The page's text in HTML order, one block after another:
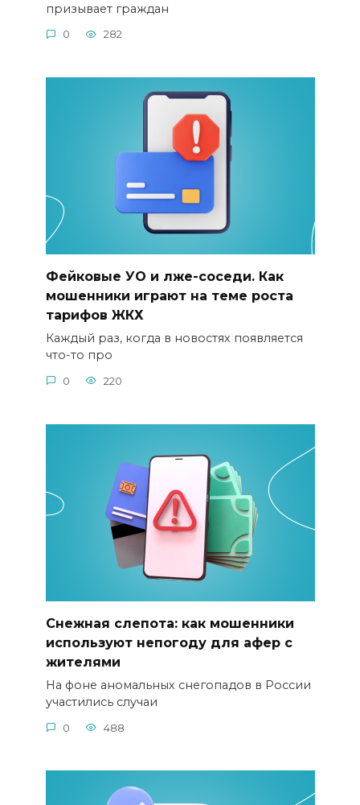
призывает граждан
0 282
Фейковые УО и лже-соседи. Как
мошенники играют на теме роста
тарифов ЖКХ
Каждый раз, когда в новостях появляется
что-то про
0 220
Снежная слепота: как мошенники
используют непогоду для афер с
жителями
На фоне аномальных снегопадов в России
участились случаи
0 488